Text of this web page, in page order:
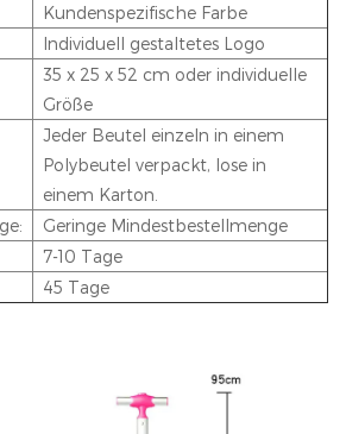
Kundenspezifische Farbe
Individuell gestaltetes Logo
35 x 25 x 52 cm oder individuelle
Größe
Jeder Beutel einzeln in einem
Polybeutel verpackt, lose in
einem Karton.
Geringe Mindestbestellmenge
7-10 Tage
45 Tage